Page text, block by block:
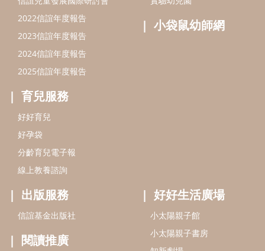
分齡育兒電子報
線上教養諮詢
出版服務
信誼基金出版社
閱讀推廣
Bookstart閱讀起步走
信誼幼兒文學獎
信誼兒童動畫獎
小袋鼠說故事劇團
service@hsin-yi.org.tw
信誼好好育兒
小太陽親子書房
(02)2396-5305轉2345 (週一～週五 9:00～18:00)